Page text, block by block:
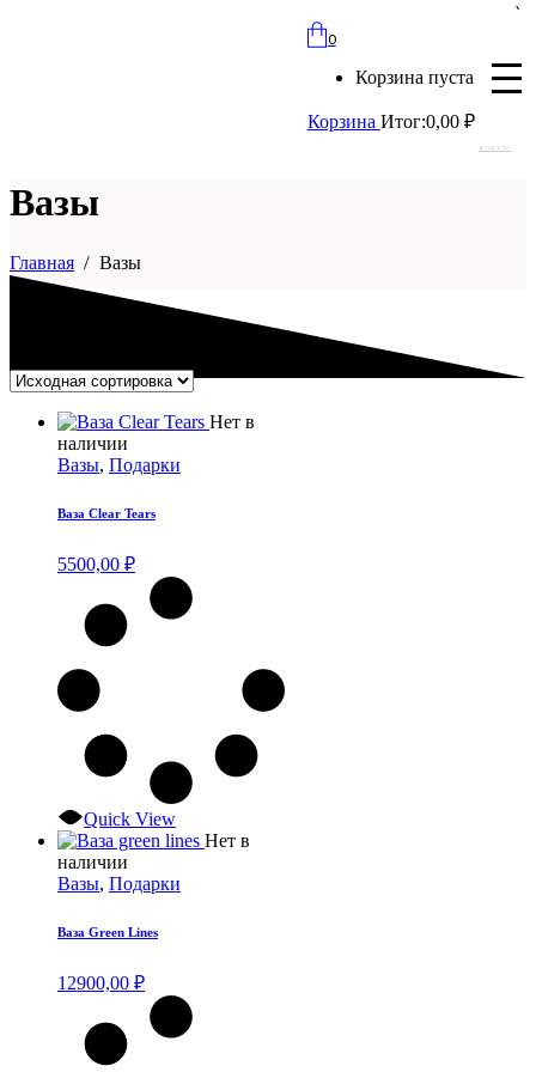
0
Корзина пуста
Корзина Итог:0,00 ₽
Вход
Вазы
Главная Вазы
ОТОБРАЖЕНИЕ 1–12 ИЗ 16
Нет в
наличии
Вазы, Подарки
Ваза Clear Tears
5500,00 ₽
Quick View
Нет в
наличии
Вазы, Подарки
Ваза Green Lines
12900,00 ₽